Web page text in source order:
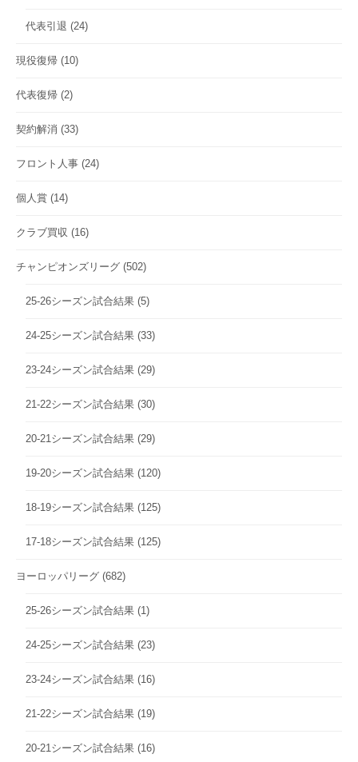
代表引退 (24)
現役復帰 (10)
代表復帰 (2)
契約解消 (33)
フロント人事 (24)
個人賞 (14)
クラブ買収 (16)
チャンピオンズリーグ (502)
25-26シーズン試合結果 (5)
24-25シーズン試合結果 (33)
23-24シーズン試合結果 (29)
21-22シーズン試合結果 (30)
20-21シーズン試合結果 (29)
19-20シーズン試合結果 (120)
18-19シーズン試合結果 (125)
17-18シーズン試合結果 (125)
ヨーロッパリーグ (682)
25-26シーズン試合結果 (1)
24-25シーズン試合結果 (23)
23-24シーズン試合結果 (16)
21-22シーズン試合結果 (19)
20-21シーズン試合結果 (16)